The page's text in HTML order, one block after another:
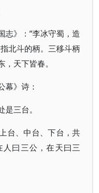
志》：“李冰守蜀，造
北斗的柄。三移斗柄
天下皆春。
幕》诗：
三台。
台、中台、下台，共
人曰三公，在天曰三